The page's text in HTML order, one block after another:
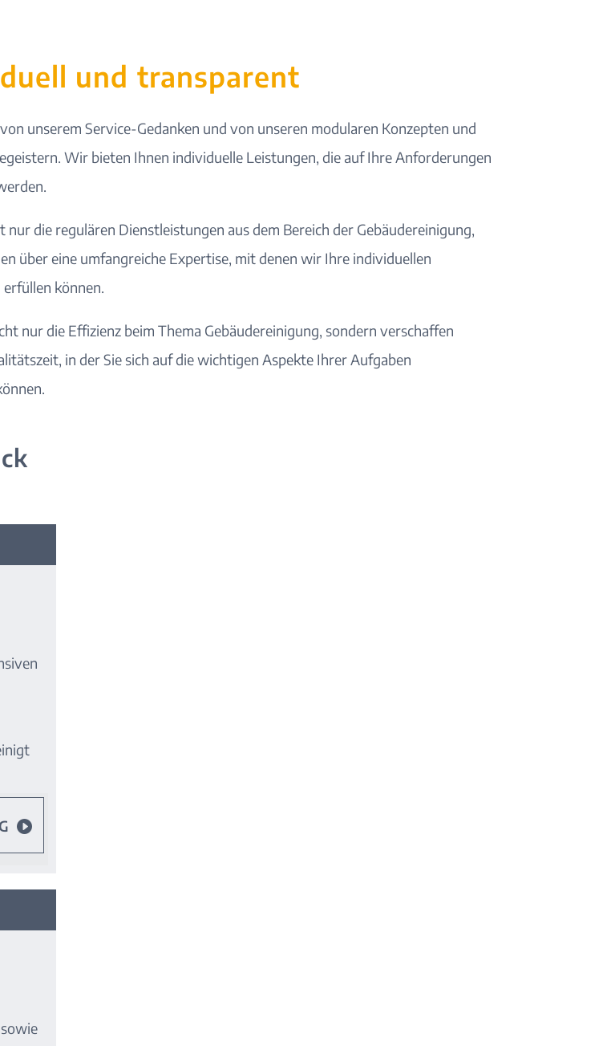
und transparent
unserem Service-Gedanken und von unseren modularen Konzepten und
Wir bieten Ihnen individuelle Leistungen, die auf Ihre Anforderungen
die regulären Dienstleistungen aus dem Bereich der Gebäudereinigung,
über eine umfangreiche Expertise, mit denen wir Ihre individuellen
können.
nur die Effizienz beim Thema Gebäudereinigung, sondern verschaffen
in der Sie sich auf die wichtigen Aspekte Ihrer Aufgaben
